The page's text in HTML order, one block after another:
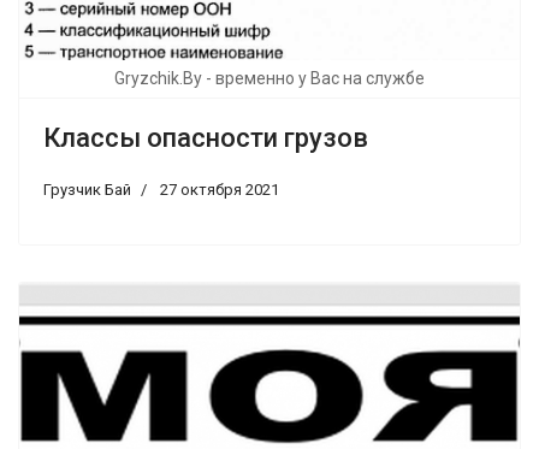
Gryzchik.By - временно у Вас на службе
Классы опасности грузов
Грузчик Бай 27 октября 2021